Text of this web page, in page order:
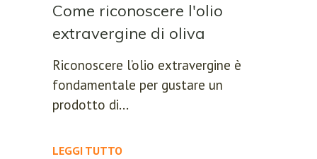
Come riconoscere l'olio
extravergine di oliva
Riconoscere l’olio extravergine è
fondamentale per gustare un
prodotto di...
LEGGI TUTTO